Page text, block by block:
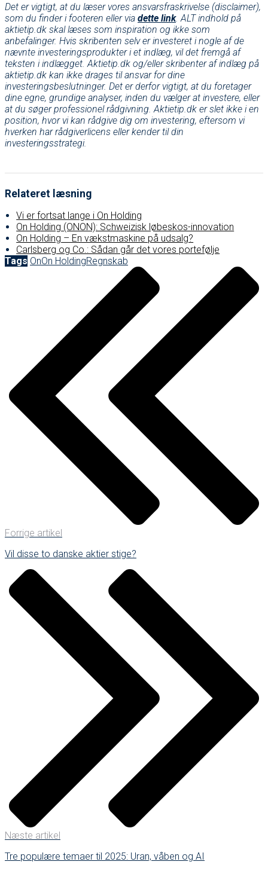
Det er vigtigt, at du læser vores ansvarsfraskrivelse (disclaimer),
som du finder i footeren eller via dette link. ALT indhold på
aktietip.dk skal læses som inspiration og ikke som
anbefalinger. Hvis skribenten selv er investeret i nogle af de
nævnte investeringsprodukter i et indlæg, vil det fremgå af
teksten i indlægget. Aktietip.dk og/eller skribenter af indlæg på
aktietip.dk kan ikke drages til ansvar for dine
investeringsbeslutninger. Det er derfor vigtigt, at du foretager
dine egne, grundige analyser, inden du vælger at investere, eller
at du søger professionel rådgivning. Aktietip.dk er slet ikke i en
position, hvor vi kan rådgive dig om investering, eftersom vi
hverken har rådgiverlicens eller kender til din
investeringsstrategi.
Relateret læsning
Vi er fortsat lange i On Holding
On Holding (ONON): Schweizisk løbeskos-innovation
On Holding – En vækstmaskine på udsalg?
Carlsberg og Co.: Sådan går det vores portefølje
Tags OnOn HoldingRegnskab
Forrige artikel
Vil disse to danske aktier stige?
Næste artikel
Tre populære temaer til 2025: Uran, våben og AI